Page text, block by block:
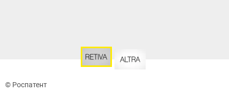
© Роспатент